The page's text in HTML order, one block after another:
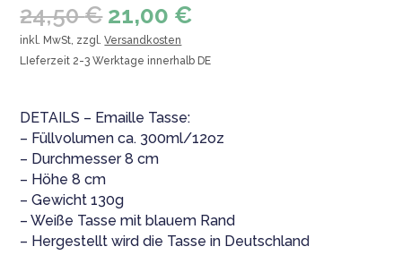
24,50€ Ursprünglicher
Preis
war:
24,50 €
21,00 €
ist:
inkl. MwSt, zzgl.Versandkosten
LIeferzeit 2-3 Werktage innerhalb DE
DETAILS – Emaille Tasse:
– Füllvolumen ca. 300ml/12oz
– Durchmesser 8 cm
– Höhe 8 cm
– Gewicht 130g
– Weiße Tasse mit blauem Rand
– Hergestellt wird die Tasse in Deutschland